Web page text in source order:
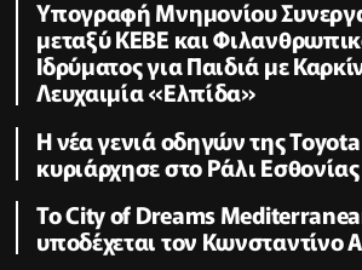
Υπογραφή Μνημονίου
μεταξύ ΚΕΒΕ και
Ιδρύματος για Παιδιά με
Λευχαιμία «Ελπίδα»
Η νέα γενιά οδηγών της Toyota
κυριάρχησε στο Ράλι Εσθονίας
Το City of Dreams
υποδέχεται τον Κωνσταντίνο